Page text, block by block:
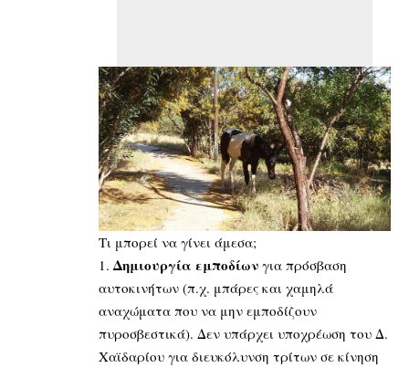
Τι μπορεί να γίνει άμεσα;
Δημιουργία εμποδίων για πρόσβαση
αυτοκινήτων (π.χ. μπάρες και χαμηλά
αναχώματα που να μην εμποδίζουν
πυροσβεστικά). Δεν υπάρχει υποχρέωση του Δ.
Χαϊδαρίου για διευκόλυνση τρίτων σε κίνηση